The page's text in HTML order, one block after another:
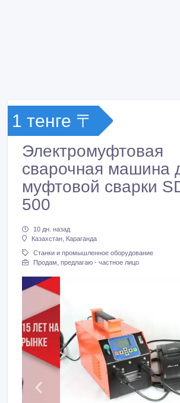
1 тенге 〒
Электромуфтовая
сварочная машина
муфтовой сварки
500
10 дн. назад
Казахстан, Караганда
Станки и промышленное оборудование
Продам, предлагаю - частное лицо